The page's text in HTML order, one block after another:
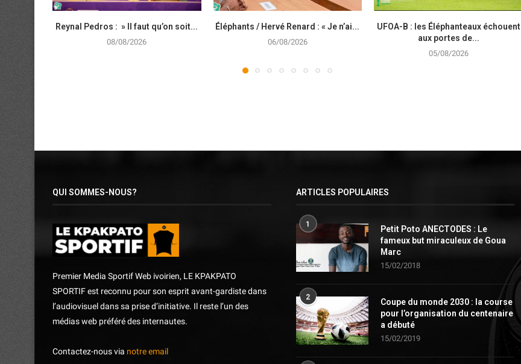
Reynal Pedros : » Il faut qu’on soit...
08/08/2026
Éléphants / Hervé Renard : « Je n’ai...
06/08/2026
UFOA-B : les Éléphanteaux échouent
aux portes de...
05/08/2026
QUI SOMMES-NOUS?
Premier Media Sportif Web ivoirien, LE KPAKPATO
SPORTIF est reconnu pour son esprit avant-gardiste dans
l’audiovisuel dans sa prise d’initiative. Il reste l’un des
médias web préféré des internautes.
Contactez-nous via notre email
ARTICLES POPULAIRES
1
Petit Poto ANECTODES : Le
fameux but miraculeux de Goua
Marc
15/02/2018
2
Coupe du monde 2030 : la course
pour l’organisation du centenaire
a débuté
15/02/2019